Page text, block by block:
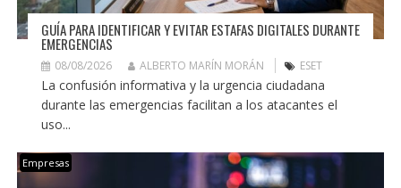
GUÍA PARA IDENTIFICAR Y EVITAR ESTAFAS DIGITALES DURANTE
EMERGENCIAS
08/08/2026 ALBERTO MARÍN MORÁN ESET
La confusión informativa y la urgencia ciudadana
durante las emergencias facilitan a los atacantes el
uso...
Empresas